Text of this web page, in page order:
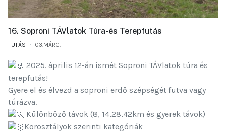
16. Soproni TÁVlatok Túra-és Terepfutás
FUTÁS 03.MÁRC.
2025. április 12-án ismét Soproni TÁVlatok túra és
terepfutás!
Gyere el és élvezd a soproni erdő szépségét futva vagy
túrázva.
Különböző távok (8, 14,28,42km és gyerek távok)
Korosztályok szerinti kategóriák